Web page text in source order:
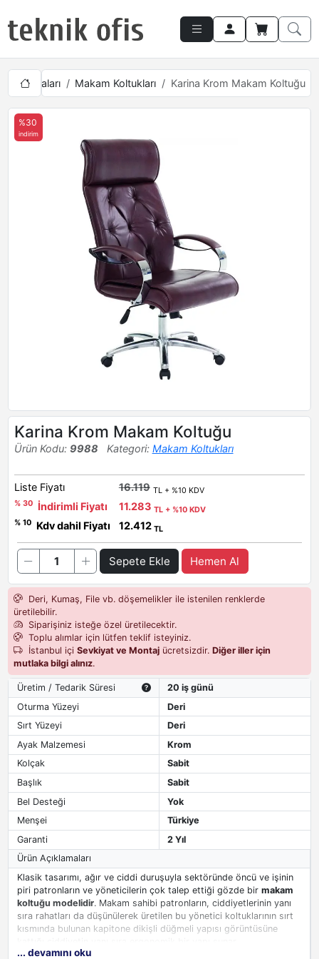
Mobilyaları Makam Koltukları Karina Krom Makam Koltuğu
%30
indirim
Karina Krom Makam Koltuğu
Ürün Kodu: 9988 Kategori: Makam Koltukları
Liste Fiyatı 16.119 TL + %10 KDV
% 30
İndirimli Fiyatı 11.283 TL + %10 KDV
% 10
Kdv dahil Fiyatı 12.412 TL
Sepete Ekle Hemen Al
Deri, Kumaş, File vb. döşemelikler ile istenilen renklerde
üretilebilir.
Siparişiniz isteğe özel üretilecektir.
Toplu alımlar için lütfen teklif isteyiniz.
İstanbul içi Sevkiyat ve Montajücretsizdir. Diğer iller için
mutlaka bilgi alınız.
Üretim / Tedarik Süresi
20 iş günü
Oturma Yüzeyi
Deri
Sırt Yüzeyi
Deri
Ayak Malzemesi
Krom
Kolçak
Sabit
Başlık
Sabit
Bel Desteği
Yok
Menşei
Türkiye
Garanti
2 Yıl
Ürün Açıklamaları
Klasik tasarımı, ağır ve ciddi duruşuyla sektöründe öncü ve işinin
piri patronların ve yöneticilerin çok talep ettiği gözde bir makam
koltuğu modelidir. Makam sahibi patronların, ciddiyetlerinin yanı
sıra rahatları da düşünülerek üretilen bu yönetici koltuklarının sırt
kısmında bulunan kapitone dikişli düğmeli yapısı görüntüsüne
... devamını oku